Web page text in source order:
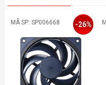
MÃ SP: SP006668 -26%